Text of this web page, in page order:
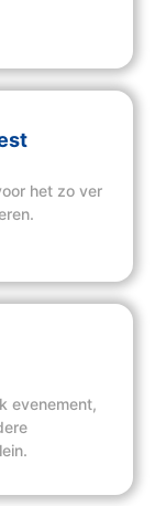
het zo ver
evenement,